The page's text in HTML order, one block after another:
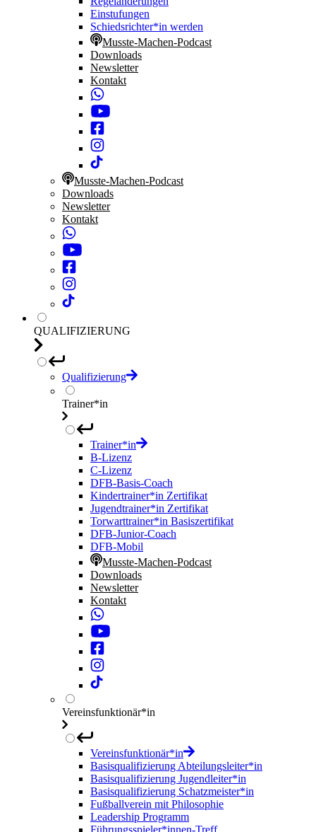
Einstufungen
Schiedsrichter*in werden
Musste-Machen-Podcast
Downloads
Newsletter
Kontakt
Musste-Machen-Podcast
Downloads
Newsletter
Kontakt
QUALIFIZIERUNG
Qualifizierung
Trainer*in
Trainer*in
B-Lizenz
C-Lizenz
DFB-Basis-Coach
Kindertrainer*in Zertifikat
Jugendtrainer*in Zertifikat
Torwarttrainer*in Basiszertifikat
DFB-Junior-Coach
DFB-Mobil
Musste-Machen-Podcast
Downloads
Newsletter
Kontakt
Vereinsfunktionär*in
Vereinsfunktionär*in
Basisqualifizierung Abteilungsleiter*in
Basisqualifizierung Jugendleiter*in
Basisqualifizierung Schatzmeister*in
Fußballverein mit Philosophie
Leadership Programm
Führungsspieler*innen-Treff